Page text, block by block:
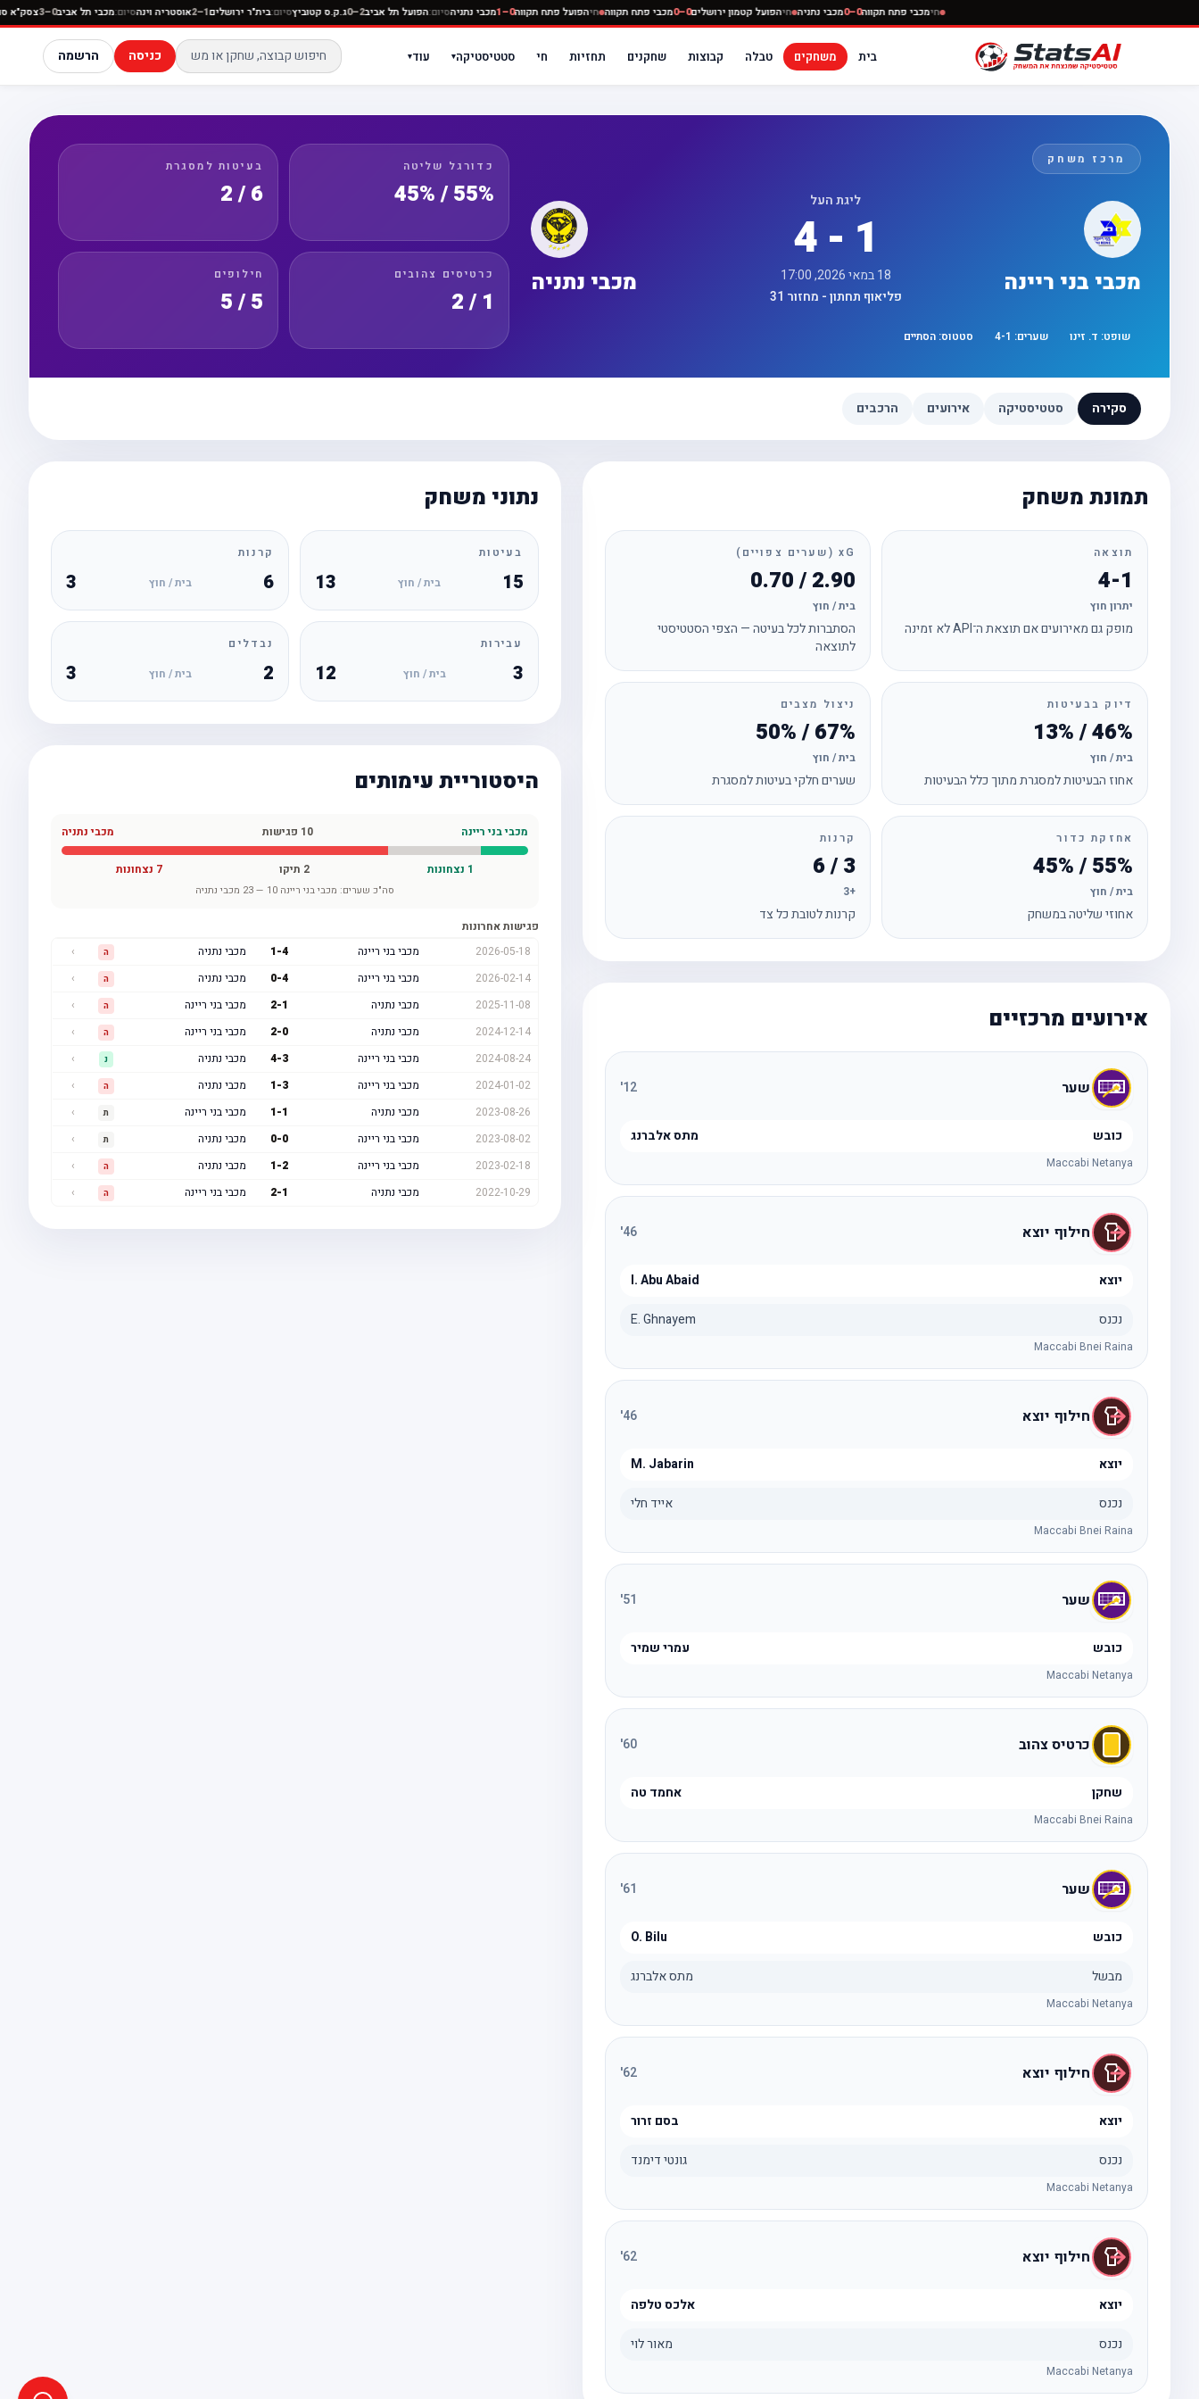
חימכבי פתח תקווה0–0 מכבי נתניה חיהפועל קטמון ירושלים0–0 מכבי פתח תקווה חיהפועל פתח תקווה0–1 מכבי נתניהסיום:הפועל תל אביב2–0 ג.ק.ס קטוביץסיום:בית"ר ירושלים1–2 אוסטריה וינהסיום:מכבי תל אביב0–3
בית משחקים טבלה קבוצות שחקנים תחזיות חי סטטיסטיקה▾ עוד▾ כניסה הרשמה
מרכז משחק
מכבי בני ריינה
ליגת העל
4 - 1
18 במאי 2026, 17:00
פליאוף תחתון - מחזור 31
מכבי נתניה
שופט: ד. זינו שערים: 4-1 סטטוס: הסתיים
כדורגל שליטה
55% / 45%
בעיטות למסגרת
6 / 2
כרטיסים צהובים
1 / 2
חילופים
5 / 5
סקירה סטטיסטיקה אירועים הרכבים
תמונת משחק
תוצאה
4-1
יתרון חוץ
מופק גם מאירועים אם תוצאת ה־API לא זמינה
xG (שערים צפויים)
2.90 / 0.70
בית / חוץ
הסתברות לכל בעיטה — הצפי הסטטיסטי
לתוצאה
דיוק בבעיטות
46% / 13%
בית / חוץ
אחוז הבעיטות למסגרת מתוך כלל הבעיטות
ניצול מצבים
67% / 50%
בית / חוץ
שערים חלקי בעיטות למסגרת
אחזקת כדור
55% / 45%
בית / חוץ
אחוזי שליטה במשחק
קרנות
3 / 6
+3
קרנות לטובת כל צד
אירועים מרכזיים
שער 12
'
כובש מתס אלברנג
Maccabi Netanya
חילוף יוצא 46
'
יוצא I. Abu Abaid
נכנס E. Ghnayem
Maccabi Bnei Raina
חילוף יוצא 46
'
יוצא M. Jabarin
נכנס אייד חלי
Maccabi Bnei Raina
שער 51
'
כובש עמרי שמיר
Maccabi Netanya
כרטיס צהוב 60
'
שחקן אחמד טה
Maccabi Bnei Raina
שער 61
'
כובש O. Bilu
מבשל מתס אלברנג
Maccabi Netanya
חילוף יוצא 62
'
יוצא בסם זרור
נכנס גונטי דימנד
Maccabi Netanya
חילוף יוצא 62
'
יוצא אלכס טלפה
נכנס מאור לוי
Maccabi Netanya
נתוני משחק
בעיטות
15 בית / חוץ 13
קרנות
6 בית / חוץ 3
עבירות
3 בית / חוץ 12
נבדלים
2 בית / חוץ 3
היסטוריית עימותים
מכבי בני ריינה 10 פגישות מכבי נתניה
1 נצחונות 2 תיקו 7 נצחונות
סה"כ שערים: מכבי בני ריינה 10
—
23 מכבי נתניה
פגישות אחרונות
2026-05-18
מכבי בני ריינה 1-4 מכבי נתניה ה
›
2026-02-14
מכבי בני ריינה 0-4 מכבי נתניה ה
›
2025-11-08
מכבי נתניה 2-1 מכבי בני ריינה ה
›
2024-12-14
מכבי נתניה 2-0 מכבי בני ריינה ה
›
2024-08-24
מכבי בני ריינה 4-3 מכבי נתניה נ
›
2024-01-02
מכבי בני ריינה 1-3 מכבי נתניה ה
›
2023-08-26
מכבי נתניה 1-1 מכבי בני ריינה ת
›
2023-08-02
מכבי בני ריינה 0-0 מכבי נתניה ת
›
2023-02-18
מכבי בני ריינה 1-2 מכבי נתניה ה
›
2022-10-29
מכבי נתניה 2-1 מכבי בני ריינה ה ›